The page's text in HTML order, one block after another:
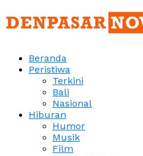
Beranda
Peristiwa
Terkini
Bali
Nasional
Hiburan
Humor
Musik
Film